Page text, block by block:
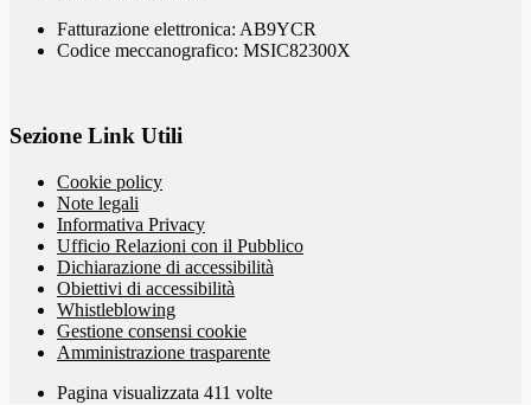
Fatturazione elettronica: AB9YCR
Codice meccanografico: MSIC82300X
Sezione Link Utili
Cookie policy
Note legali
Informativa Privacy
Ufficio Relazioni con il Pubblico
Dichiarazione di accessibilità
Obiettivi di accessibilità
Whistleblowing
Gestione consensi cookie
Amministrazione trasparente
Pagina visualizzata 411 volte